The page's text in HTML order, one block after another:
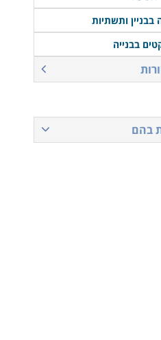
ותשתיות
בבנייה
בהם